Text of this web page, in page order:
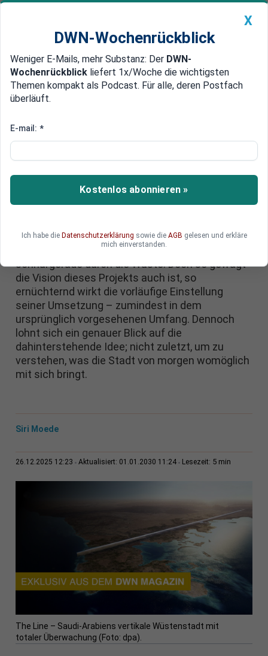
Newsticker MEIN DWN: Geldanlage Premium
Edelmetalle DWN-Magazin China
The Line: Saudi Arabiens
durch die Wüste
Eines der wohl ambitioniertesten und
innovativsten Infrastrukturprojekte unserer Zeit
vertikale, verspiegelte und komplett
emissionsfreie Megacity zieht sich
schnurgerade durch die Wüste. Doch so gewagt
die Vision dieses Projekts auch ist, so
ernüchternd wirkt die vorläufige Einstellung
seiner Umsetzung – zumindest in dem
ursprünglich vorgesehenen Umfang. Dennoch
lohnt sich ein genauer Blick auf die
dahinterstehende Idee; nicht zuletzt, um zu
verstehen, was die Stadt von morgen womöglich
mit sich bringt.
Siri Moede
26.12.2025 12:23 Aktualisiert: 01.01.2030 11:24 Lesezeit: 5 min
The Line – Saudi-Arabiens vertikale Wüstenstadt mit
totaler Überwachung (Foto: dpa).
X
DWN-Wochenrückblick
Weniger E-Mails, mehr Substanz: Der DWN-
Wochenrückblick liefert 1x/Woche die wichtigsten
Themen kompakt als Podcast. Für alle, deren Postfach
überläuft.
E-mail: *
Kostenlos abonnieren »
Ich habe die Datenschutzerklärung sowie die AGB gelesen und erkläre
mich einverstanden.